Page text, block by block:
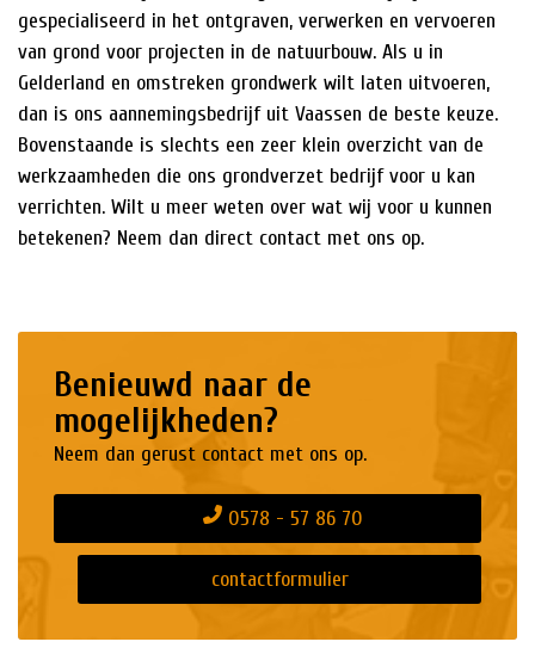
gespecialiseerd in het ontgraven, verwerken en vervoeren
van grond voor projecten in de natuurbouw. Als u in
Gelderland en omstreken grondwerk wilt laten uitvoeren,
dan is ons aannemingsbedrijf uit Vaassen de beste keuze.
Bovenstaande is slechts een zeer klein overzicht van de
werkzaamheden die ons grondverzet bedrijf voor u kan
verrichten. Wilt u meer weten over wat wij voor u kunnen
betekenen? Neem dan direct contact met ons op.
Benieuwd naar de
mogelijkheden?
Neem dan gerust contact met ons op.
0578 - 57 86 70
contactformulier